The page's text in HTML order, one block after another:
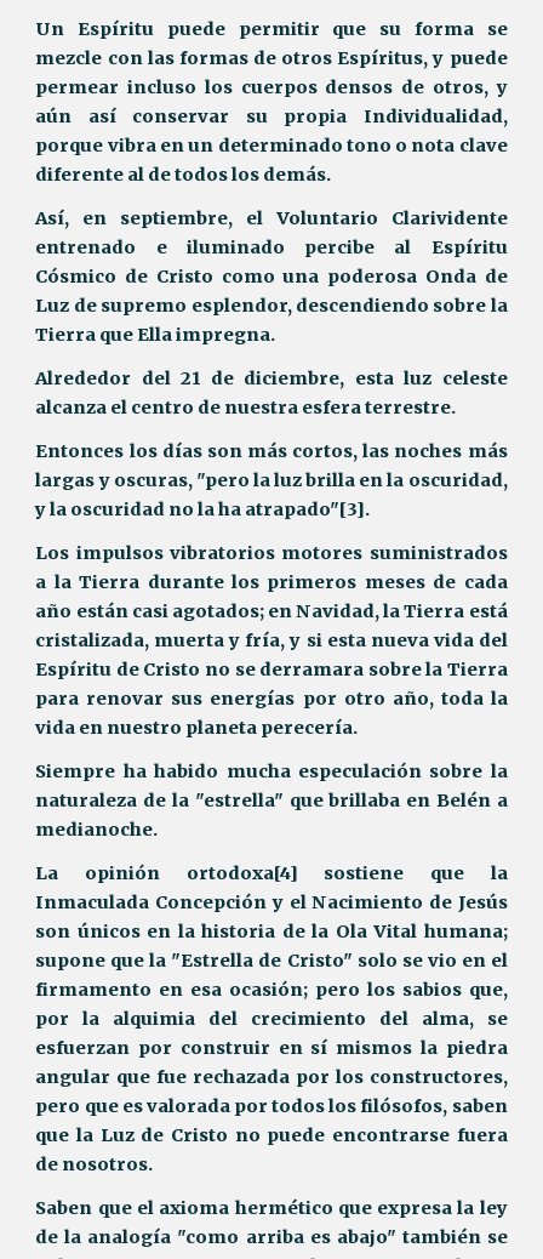
Un Espíritu puede permitir que su forma se
mezcle con las formas de otros Espíritus, y puede
permear incluso los cuerpos densos de otros, y
aún así conservar su propia Individualidad,
porque vibra en un determinado tono o nota clave
diferente al de todos los demás.
Así, en septiembre, el Voluntario Clarividente
entrenado e iluminado percibe al Espíritu
Cósmico de Cristo como una poderosa Onda de
Luz de supremo esplendor, descendiendo sobre la
Tierra que Ella impregna.
Alrededor del 21 de diciembre, esta luz celeste
alcanza el centro de nuestra esfera terrestre.
Entonces los días son más cortos, las noches más
largas y oscuras, "pero la luz brilla en la oscuridad,
y la oscuridad no la ha atrapado"[3].
Los impulsos vibratorios motores suministrados
a la Tierra durante los primeros meses de cada
año están casi agotados; en Navidad, la Tierra está
cristalizada, muerta y fría, y si esta nueva vida del
Espíritu de Cristo no se derramara sobre la Tierra
para renovar sus energías por otro año, toda la
vida en nuestro planeta perecería.
Siempre ha habido mucha especulación sobre la
naturaleza de la "estrella" que brillaba en Belén a
medianoche.
La opinión ortodoxa[4] sostiene que la
Inmaculada Concepción y el Nacimiento de Jesús
son únicos en la historia de la Ola Vital humana;
supone que la "Estrella de Cristo" solo se vio en el
firmamento en esa ocasión; pero los sabios que,
por la alquimia del crecimiento del alma, se
esfuerzan por construir en sí mismos la piedra
angular que fue rechazada por los constructores,
pero que es valorada por todos los filósofos, saben
que la Luz de Cristo no puede encontrarse fuera
de nosotros.
Saben que el axioma hermético que expresa la ley
de la analogía "como arriba es abajo" también se